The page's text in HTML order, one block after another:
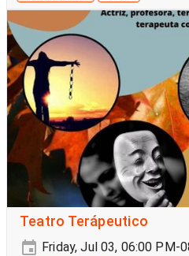
Teatro Terápeutico
Friday, Jul 03, 06:00 PM-